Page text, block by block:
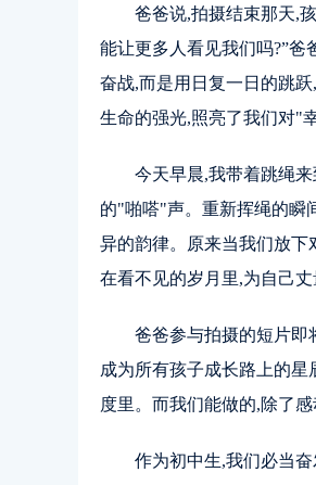
爸爸说,拍摄结束那天,
能让更多人看见我们吗?”
奋战,而是用日复一日的跳
生命的强光,照亮了我们对"
今天早晨,我带着跳绳
的"啪嗒"声。重新挥绳的瞬
异的韵律。原来当我们放
在看不见的岁月里,为自己丈
爸爸参与拍摄的短片即
成为所有孩子成长路上的
度里。而我们能做的,除了
作为初中生,我们必当